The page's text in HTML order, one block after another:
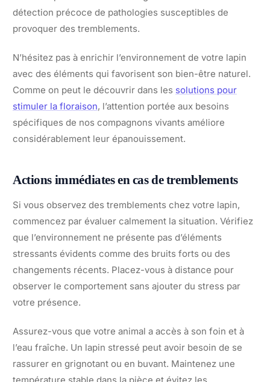
détection précoce de pathologies susceptibles de
provoquer des tremblements.
N’hésitez pas à enrichir l’environnement de votre lapin
avec des éléments qui favorisent son bien-être naturel.
Comme on peut le découvrir dans les solutions pour
stimuler la floraison, l’attention portée aux besoins
spécifiques de nos compagnons vivants améliore
considérablement leur épanouissement.
Actions immédiates en cas de tremblements
Si vous observez des tremblements chez votre lapin,
commencez par évaluer calmement la situation. Vérifiez
que l’environnement ne présente pas d’éléments
stressants évidents comme des bruits forts ou des
changements récents. Placez-vous à distance pour
observer le comportement sans ajouter du stress par
votre présence.
Assurez-vous que votre animal a accès à son foin et à
l’eau fraîche. Un lapin stressé peut avoir besoin de se
rassurer en grignotant ou en buvant. Maintenez une